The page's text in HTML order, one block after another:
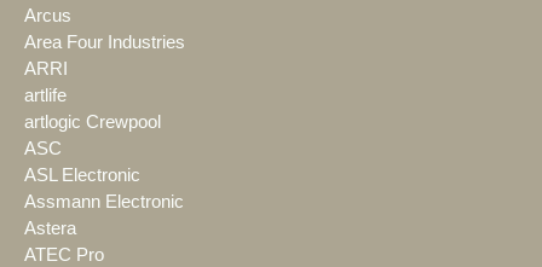
Arcus
Area Four Industries
ARRI
artlife
artlogic Crewpool
ASC
ASL Electronic
Assmann Electronic
Astera
ATEC Pro